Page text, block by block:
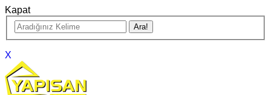
Kapat
X